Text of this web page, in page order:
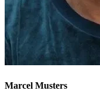
Marcel Musters